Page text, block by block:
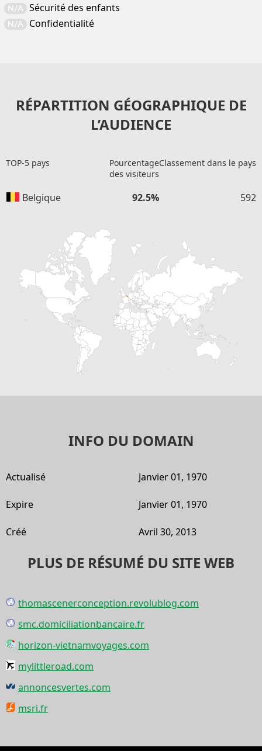
N/A Sécurité des enfants
N/A Confidentialité
RÉPARTITION GÉOGRAPHIQUE DE
L’AUDIENCE
TOP-5 pays
Pourcentage
des visiteurs
Classement dans le pays
Belgique 92.5% 592
INFO DU DOMAIN
Actualisé Janvier 01, 1970
Expire Janvier 01, 1970
Créé Avril 30, 2013
PLUS DE RÉSUMÉ DU SITE WEB
thomascenerconception.revolublog.com
smc.domiciliationbancaire.fr
horizon-vietnamvoyages.com
mylittleroad.com
annoncesvertes.com
msri.fr